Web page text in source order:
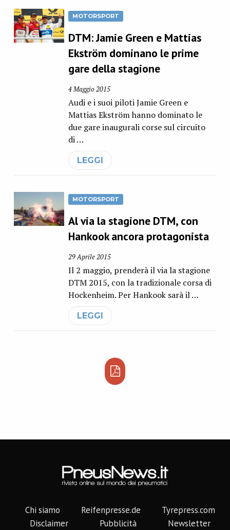
MOTORSPORT
DTM: Jamie Green e Mattias
Ekström dominano le prime
gare della stagione
4 Maggio 2015
Audi e i suoi piloti Jamie Green e
Mattias Ekström hanno dominato le
due gare inaugurali corse sul circuito
di …
LEGGI
MOTORSPORT
Al via la stagione DTM, con
Hankook ancora protagonista
29 Aprile 2015
Il 2 maggio, prenderà il via la stagione
DTM 2015, con la tradizionale corsa di
Hockenheim. Per Hankook sarà il …
LEGGI
Chi siamo Reifenpresse.de
Tyrepress.com
Disclaimer
Pubblicità Newsletter